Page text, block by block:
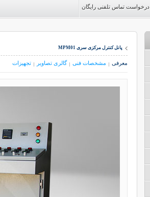
درخواست تماس تلفنی رایگان
پانل کنترل مرکزی سری MPM01
معرفی مشخصات فنی گالری تصاویر تجهیزات